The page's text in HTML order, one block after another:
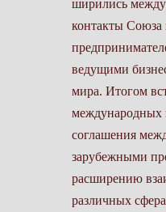
ширились
контакты
ведущими
мира. Итогом
международных
соглашения
зарубежными
расширению
различных